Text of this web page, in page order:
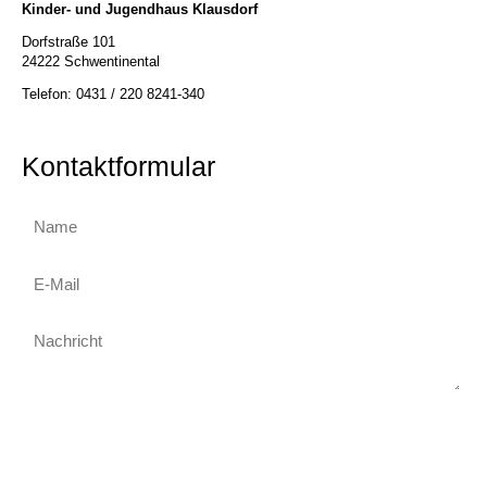
Kinder- und Jugendhaus Klausdorf
Dorfstraße 101
24222 Schwentinental
Telefon: 0431 / 220 8241-340
Kontaktformular